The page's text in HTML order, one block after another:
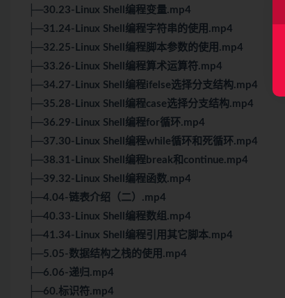
├─30.23-Linux Shell编程变量.mp4
├─31.24-Linux Shell编程字符串的使用.mp4
├─32.25-Linux Shell编程脚本参数的使用.mp4
├─33.26-Linux Shell编程算术运算符.mp4
├─34.27-Linux Shell编程ifelse选择分支结构.mp4
├─35.28-Linux Shell编程case选择分支结构.mp4
├─36.29-Linux Shell编程for循环.mp4
├─37.30-Linux Shell编程while循环和死循环.mp4
├─38.31-Linux Shell编程break和continue.mp4
├─39.32-Linux Shell编程函数.mp4
├─4.04-链表介绍（二）.mp4
├─40.33-Linux Shell编程数组.mp4
├─41.34-Linux Shell编程引用其它脚本.mp4
├─5.05-数据结构之栈的使用.mp4
├─6.06-递归.mp4
├─60.标识符.mp4